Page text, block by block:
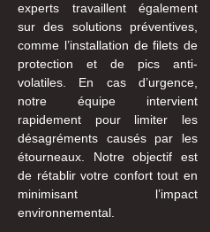
experts travaillent également
sur des solutions préventives,
comme l’installation de filets de
protection et de pics anti-
volatiles. En cas d’urgence,
notre équipe intervient
rapidement pour limiter les
désagréments causés par les
étourneaux. Notre objectif est
de rétablir votre confort tout en
minimisant l’impact
environnemental.